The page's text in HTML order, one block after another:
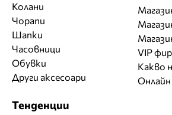
Колани
Чорапи
Шапки
Часовници
Обувки
Други аксесоари
VIP
Какво
Онлайн
Тенденции